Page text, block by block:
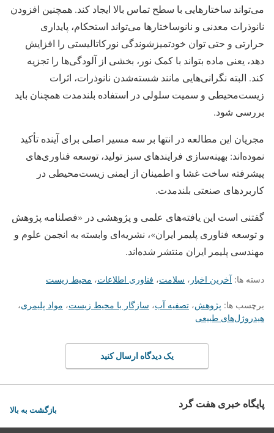
می‌تواند ساختارهایی با سطح تماس بالا ایجاد کند. همچنین افزودن
نانوذرات معدنی و نانوساختارها می‌تواند استحکام، پایداری
حرارتی و حتی توان خودتمیزشوندگی نورکاتالیستی را افزایش
دهد، یعنی ماده بتواند با کمک نور، بخشی از آلودگی‌ها را تجزیه
کند. البته نگرانی‌هایی مانند شسته‌شدن نانوذرات، اثرات
زیست‌محیطی و سمیت سلولی در استفاده بلندمدت همچنان باید
بررسی شود.
مجریان این مطالعه در انتها بر سه مسیر اصلی برای آینده تأکید
نموده‌اند: بهینه‌سازی فرایندهای سبز تولید، توسعه فناوری‌های
پیشرفته ساخت غشا و اطمینان از ایمنی زیست‌محیطی در
کاربردهای صنعتی بلندمدت.
گفتنی است این یافته‌های علمی و پژوهشی در «فصلنامه پژوهش
و توسعه فناوری پلیمر ایران»، نشریه‌ای وابسته به انجمن علوم و
مهندسی پلیمر ایران منتشر شده‌اند.
دسته ها: آخرین اخبار ، سلامت، فناوری اطلاعات، محیط زیست
برچسب ها: پژوهش، تصفیه آب، سازگار با محیط زیست، مواد پلیمری،
هیدروژل‌های طبیعی
یک دیدگاه ارسال کنید
پایگاه خبری هفت گرد بازگشت به بالا